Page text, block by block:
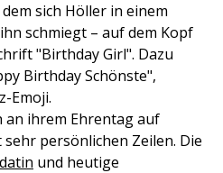
sich Höller in einem
schmiegt – auf dem Kopf
"Birthday Girl". Dazu
Birthday Schönste",
Emoji.
an ihrem Ehrentag auf
persönlichen Zeilen. Die
und heutige